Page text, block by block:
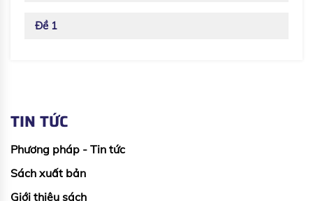
Đề 1
TIN TỨC
Phương pháp - Tin tức
Sách xuất bản
Giới thiệu sách